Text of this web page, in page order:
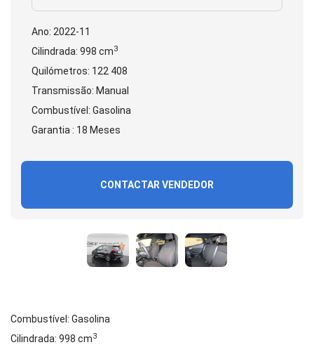
Ano: 2022-11
Cilindrada: 998 cm3
Quilómetros: 122 408
Transmissão: Manual
Combustível: Gasolina
Garantia : 18 Meses
CONTACTAR VENDEDOR
Combustível: Gasolina
Cilindrada: 998 cm3